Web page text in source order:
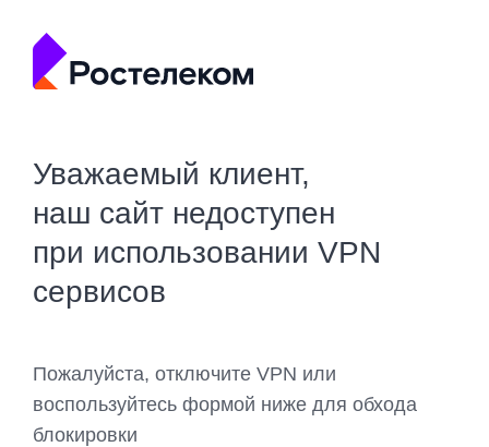
Уважаемый клиент,
наш сайт недоступен
при использовании VPN
сервисов
Пожалуйста, отключите VPN или
воспользуйтесь формой ниже для обхода
блокировки